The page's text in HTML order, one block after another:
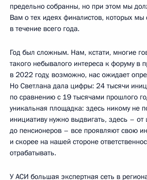
предельно собранны, но при этом мы
Вам о тех идеях финалистов, которых
в течение всего года.
Год был сложным. Нам, кстати, многие
такого небывалого интереса к форуму в
в 2022 году, возможно, нас ожидает
Но Светлана дала цифры: 24 тысячи
по сравнению с 19 тысячами прошлого
уникальная площадка: здесь никому не
инициативу нужно выдвигать, здесь –
до пенсионеров – все проявляют свою
и скорее на нашей стороне
отрабатывать.
У АСИ большая экспертная сеть в